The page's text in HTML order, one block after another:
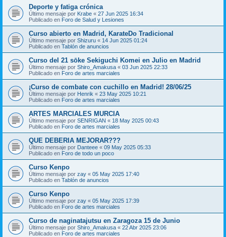
Deporte y fatiga crónica
Último mensaje por Krabe « 27 Jun 2025 16:34
Publicado en Foro de Salud y Lesiones
Curso abierto en Madrid, KarateDo Tradicional
Último mensaje por Shizuru « 14 Jun 2025 01:24
Publicado en Tablón de anuncios
Curso del 21 sōke Sekiguchi Komei en Julio en Madrid
Último mensaje por Shiro_Amakusa « 03 Jun 2025 22:33
Publicado en Foro de artes marciales
¡Curso de combate con cuchillo en Madrid! 28/06/25
Último mensaje por Henrik « 23 May 2025 10:21
Publicado en Foro de artes marciales
ARTES MARCIALES MURCIA
Último mensaje por SENRIGAN « 18 May 2025 00:43
Publicado en Foro de artes marciales
QUE DEBERIA MEJORAR???
Último mensaje por Danteee « 09 May 2025 05:33
Publicado en Foro de todo un poco
Curso Kenpo
Último mensaje por zay « 05 May 2025 17:40
Publicado en Tablón de anuncios
Curso Kenpo
Último mensaje por zay « 05 May 2025 17:39
Publicado en Foro de artes marciales
Curso de naginatajutsu en Zaragoza 15 de Junio
Último mensaje por Shiro_Amakusa « 22 Abr 2025 23:06
Publicado en Foro de artes marciales